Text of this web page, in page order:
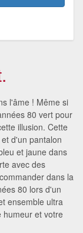
l'âme ! Même si
80 vert pour
illusion. Cette
d'un pantalon
et jaune dans
avec des
dans la
80 lors d'un
ensemble ultra
humeur et votre